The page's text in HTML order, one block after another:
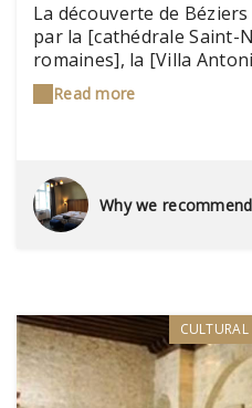
La découverte de
par la [cathédrale Saint-
romaines], la [Villa
emprunte les allées Paul
fondateur du [canal du
Read more
Why we
CULTURAL